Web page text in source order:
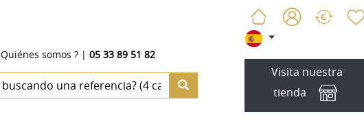
Visita nuestra
tienda
Quiénes somos ?| 05 33 89 51 82